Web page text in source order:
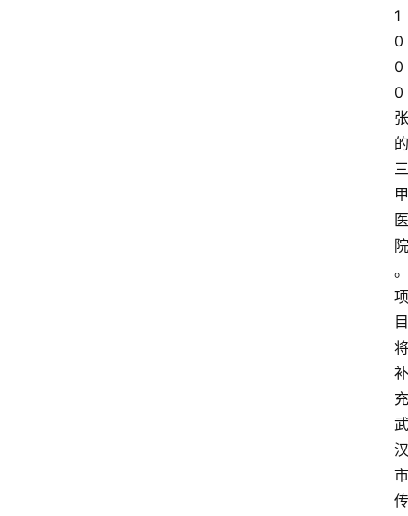
1
0
0
0
张
的
三
甲
医
院
。
项
目
将
补
充
武
汉
市
传